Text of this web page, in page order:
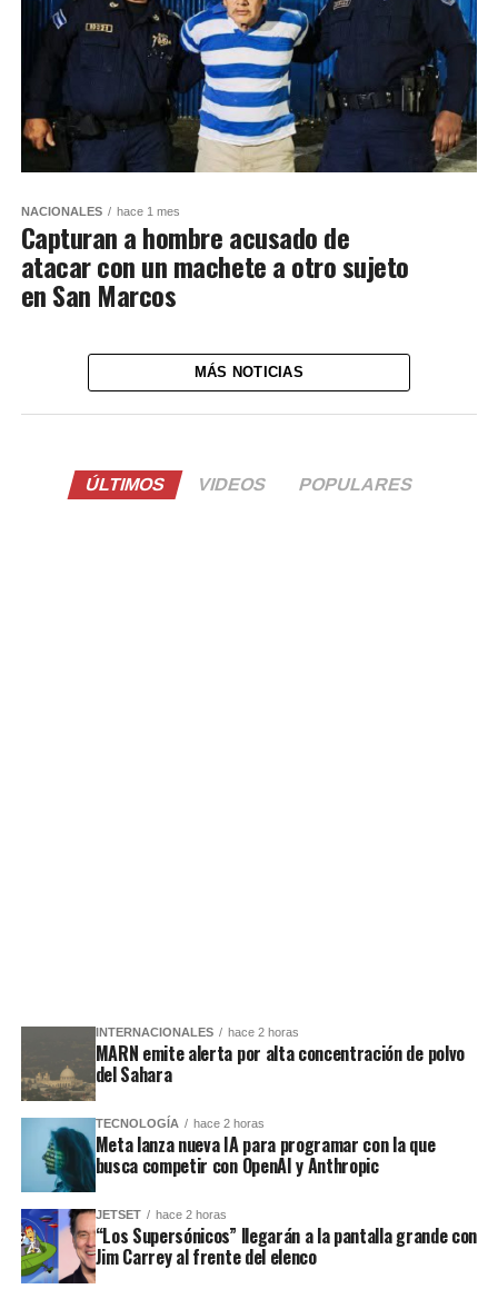
NACIONALES hace 1 mes
Capturan a hombre acusado de
atacar con un machete a otro sujeto
en San Marcos
MÁS NOTICIAS
ÚLTIMOS VIDEOS POPULARES
INTERNACIONALES hace 2 horas
MARN emite alerta por alta concentración de polvo
del Sahara
TECNOLOGÍA hace 2 horas
Meta lanza nueva IA para programar con la que
busca competir con OpenAI y Anthropic
JETSET hace 2 horas
“Los Supersónicos” llegarán a la pantalla grande con
Jim Carrey al frente del elenco